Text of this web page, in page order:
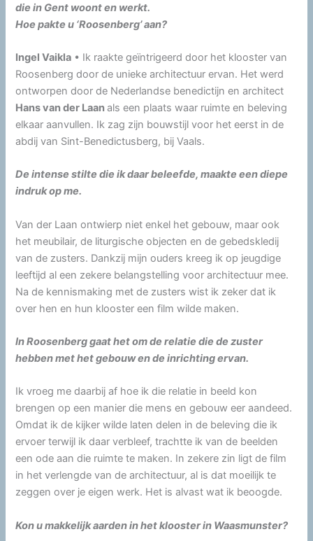
die in Gent woont en werkt.
Hoe pakte u ‘Roosenberg’ aan?
Ingel Vaikla • Ik raakte geïntrigeerd door het klooster van
Roosenberg door de unieke architectuur ervan. Het werd
ontworpen door de Nederlandse benedictijn en architect
Hans van der Laanals een plaats waar ruimte en beleving
elkaar aanvullen. Ik zag zijn bouwstijl voor het eerst in de
abdij van Sint-Benedictusberg, bij Vaals.
De intense stilte die ik daar beleefde, maakte een diepe
indruk op me.
Van der Laan ontwierp niet enkel het gebouw, maar ook
het meubilair, de liturgische objecten en de gebedskledij
van de zusters. Dankzij mijn ouders kreeg ik op jeugdige
leeftijd al een zekere belangstelling voor architectuur mee.
Na de kennismaking met de zusters wist ik zeker dat ik
over hen en hun klooster een film wilde maken.
In Roosenberg gaat het om de relatie die de zuster
hebben met het gebouw en de inrichting ervan.
Ik vroeg me daarbij af hoe ik die relatie in beeld kon
brengen op een manier die mens en gebouw eer aandeed.
Omdat ik de kijker wilde laten delen in de beleving die ik
ervoer terwijl ik daar verbleef, trachtte ik van de beelden
een ode aan die ruimte te maken. In zekere zin ligt de film
in het verlengde van de architectuur, al is dat moeilijk te
zeggen over je eigen werk. Het is alvast wat ik beoogde.
Kon u makkelijk aarden in het klooster in Waasmunster?